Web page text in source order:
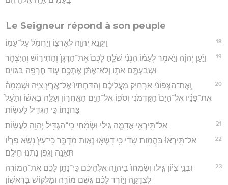
Le Seigneur répond à son peuple
18 וַיְקַנֵּ֥א יְהוָ֖ה לְאַרְצ֑וֹ וַיַּחְמֹ֖ל עַל־עַמּֽוֹ׃
19
וַיַּ֨עַן יְהוָ֜ה וַיֹּ֣אמֶר לְעַמּ֗וֹ הִנְנִ֨י שֹׁלֵ֤חַ לָכֶם֙ אֶת־הַדָּגָן֙ וְהַתִּיר֣וֹשׁ וְהַיִּצְהָ֔ר
וּשְׂבַעְתֶּ֖ם אֹת֑וֹ וְלֹא־אֶתֵּ֨ן אֶתְכֶ֥ם ע֛וֹד חֶרְפָּ֖ה בַּגּוֹיִֽם׃
20
וְֽאֶת־הַצְּפוֹנִ֞י אַרְחִ֣יק מֵעֲלֵיכֶ֗ם וְהִדַּחְתִּיו֮ אֶל־אֶ֣רֶץ צִיָּ֣ה וּשְׁמָמָה֒
אֶת־פָּנָ֗יו אֶל־הַיָּם֙ הַקַּדְמֹנִ֔י וְסֹפ֖וֹ אֶל־הַיָּ֣ם הָאַֽחֲר֑וֹן וְעָלָ֣ה בָאְשׁ֗וֹ וְתַ֙עַל֙
צַחֲנָת֔וֹ כִּ֥י הִגְדִּ֖יל לַעֲשֽׂוֹת׃
21 אַל־תִּֽירְאִ֖י אֲדָמָ֑ה גִּ֣ילִי וּשְׂמָ֔חִי כִּֽי־הִגְדִּ֥יל יְהוָ֖ה לַעֲשֽׂוֹת׃
22
אַל־תִּֽירְאוּ֙ בַּהֲמ֣וֹת שָׂדַ֔י כִּ֥י דָשְׁא֖וּ נְא֣וֹת מִדְבָּ֑ר כִּֽי־עֵץ֙ נָשָׂ֣א פִרְי֔וֹ
תְּאֵנָ֥ה וָגֶ֖פֶן נָתְנ֥וּ חֵילָֽם׃
23
וּבְנֵ֣י צִיּ֗וֹן גִּ֤ילוּ וְשִׂמְחוּ֙ בַּיהוָ֣ה אֱלֹֽהֵיכֶ֔ם כִּֽי־נָתַ֥ן לָכֶ֛ם אֶת־הַמּוֹרֶ֖ה
לִצְדָקָ֑ה וַיּ֣וֹרֶד לָכֶ֗ם גֶּ֛שֶׁם מוֹרֶ֥ה וּמַלְק֖וֹשׁ בָּרִאשֽׁוֹן׃